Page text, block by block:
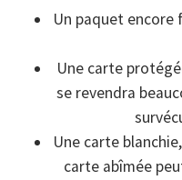
Un paquet encore
Une carte
se revendra
Une carte
carte abîmée